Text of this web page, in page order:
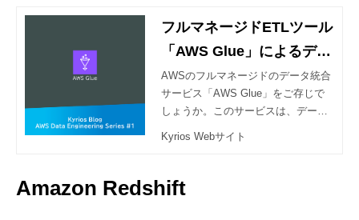
フルマネージドETLツール
「AWS Glue」によるデー
タ統合と機械学習の導入
AWSのフルマネージドのデータ統合
サービス「AWS Glue」をご存じで
しょうか。このサービスは、データ
に自動化し、データ処理を簡素化し
ワークフローに加え、AWS Glue Dat
aBrewについても紹介します。ま
Kyrios Webサイト
Amazon Redshift